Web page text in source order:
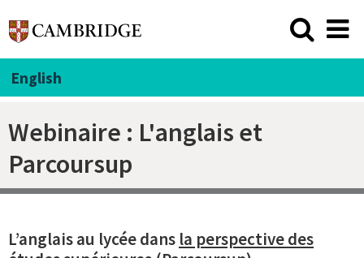
English
Webinaire : L'anglais et
Parcoursup
L’anglais au lycée dans la perspective des